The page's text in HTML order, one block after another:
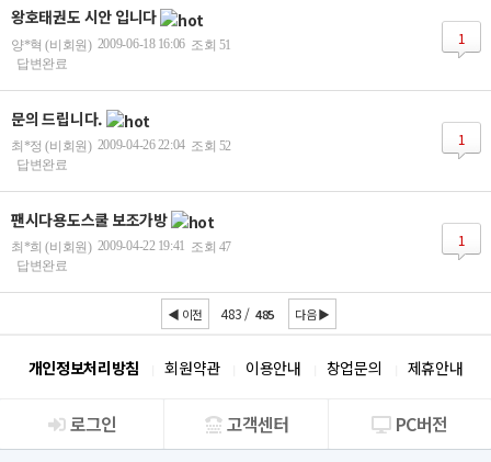
왕호태권도 시안 입니다
양*혁 (비회원) 2009-06-18 16:06 조회 51
답변완료
1
문의 드립니다.
최*정 (비회원) 2009-04-26 22:04 조회 52
답변완료
1
팬시다용도스쿨 보조가방
최*희 (비회원) 2009-04-22 19:41 조회 47
답변완료
1
◀ 이전 483 / 485 다음 ▶
개인정보처리방침 회원약관 이용안내 창업문의 제휴안내
회사소개
로그인 고객센터 PC버전